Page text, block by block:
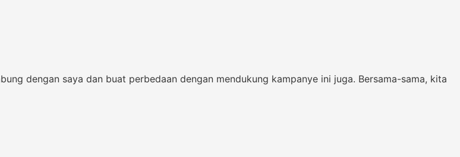
dengan saya dan buat perbedaan dengan mendukung kampanye ini juga. Bersama-sama, kita